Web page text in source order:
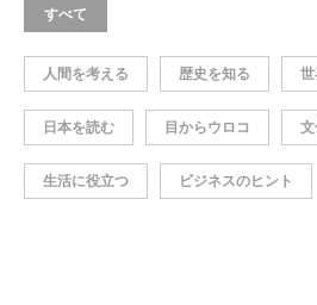
すべて
人間を考える 歴史を知る 世
日本を読む 目からウロコ
生活に役立つ ビジネスのヒント